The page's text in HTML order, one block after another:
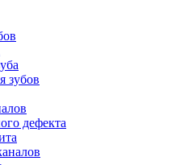
зубов
дефекта